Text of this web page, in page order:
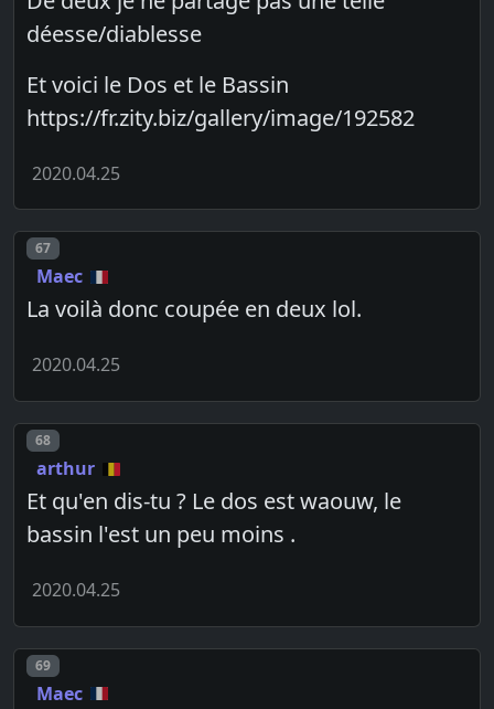
déesse/diablesse
Et voici le Dos et le Bassin
https://fr.zity.biz/gallery/image/192582
2020.04.25
Post number
67
Maec
La voilà donc coupée en deux lol.
2020.04.25
Post number
68
arthur
Et qu'en dis-tu ? Le dos est waouw, le
bassin l'est un peu moins .
2020.04.25
Post number
69
Maec